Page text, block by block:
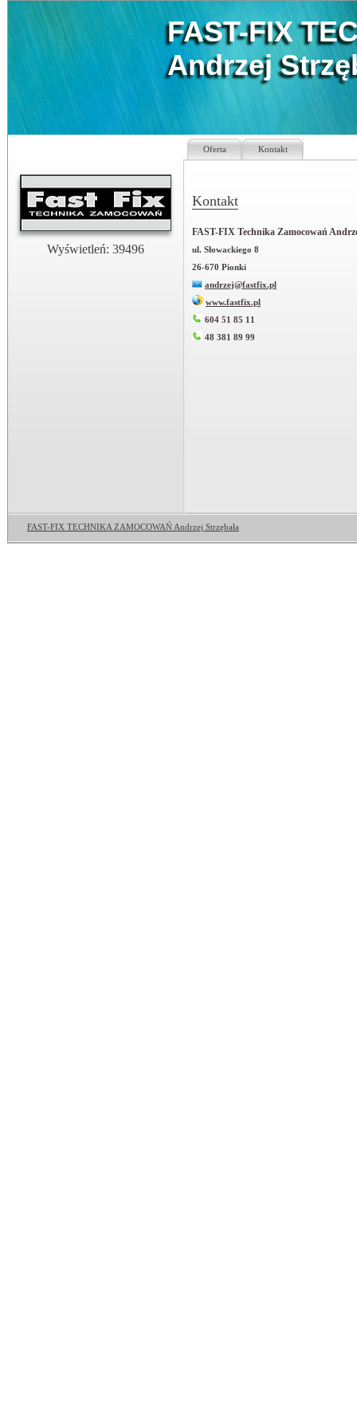
FAST-FIX
Andrzej
Wyświetleń: 39496
Oferta Kontakt
Kontakt
FAST-FIX Technika Zamocowań
ul. Słowackiego 8
26-670 Pionki
andrzej@fastfix.pl
www.fastfix.pl
604 51 85 11
48 381 89 99
FAST-FIX TECHNIKA ZAMOCOWAŃ Andrzej Strzębała